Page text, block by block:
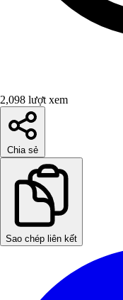
2,098 lượt xem
Chia sẻ
Sao chép liên kết